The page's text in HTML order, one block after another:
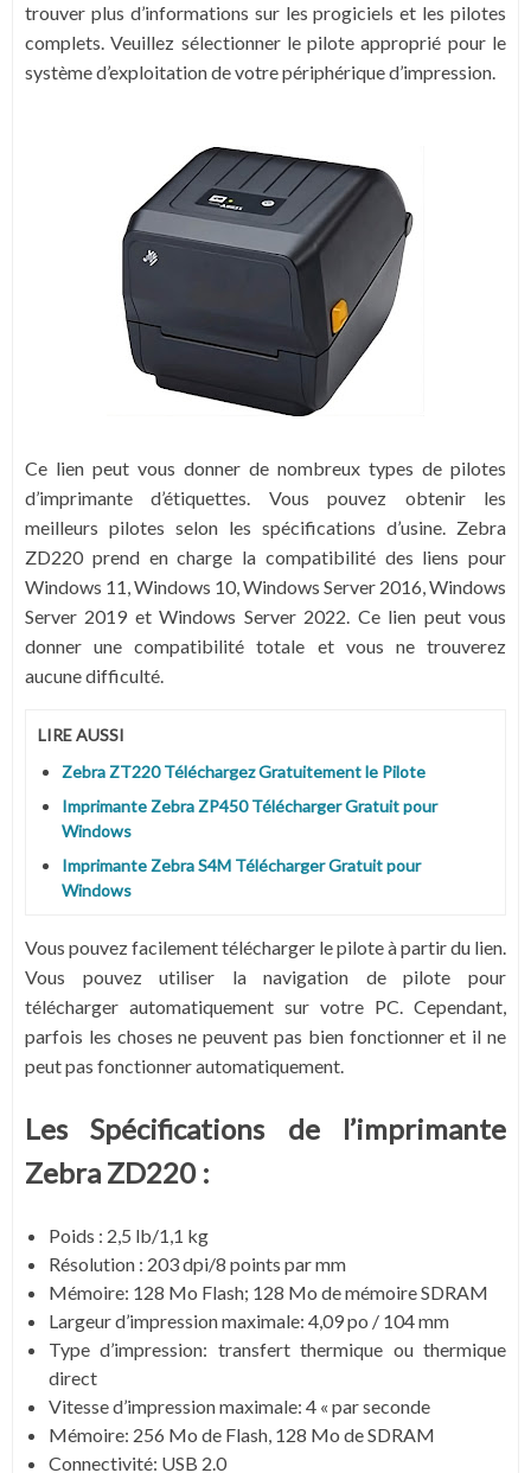
trouver plus d’informations sur les progiciels et les pilotes
complets. Veuillez sélectionner le pilote approprié pour le
système d’exploitation de votre périphérique d’impression.
Ce lien peut vous donner de nombreux types de pilotes
d’imprimante d’étiquettes. Vous pouvez obtenir les
meilleurs pilotes selon les spécifications d’usine. Zebra
ZD220 prend en charge la compatibilité des liens pour
Windows 11, Windows 10, Windows Server 2016, Windows
Server 2019 et Windows Server 2022. Ce lien peut vous
donner une compatibilité totale et vous ne trouverez
aucune difficulté.
LIRE AUSSI
Zebra ZT220 Téléchargez Gratuitement le Pilote
Imprimante Zebra ZP450 Télécharger Gratuit pour
Windows
Imprimante Zebra S4M Télécharger Gratuit pour
Windows
Vous pouvez facilement télécharger le pilote à partir du lien.
Vous pouvez utiliser la navigation de pilote pour
télécharger automatiquement sur votre PC. Cependant,
parfois les choses ne peuvent pas bien fonctionner et il ne
peut pas fonctionner automatiquement.
Les Spécifications de l’imprimante
Zebra ZD220 :
Poids : 2,5 lb/1,1 kg
Résolution : 203 dpi/8 points par mm
Mémoire: 128 Mo Flash; 128 Mo de mémoire SDRAM
Largeur d’impression maximale: 4,09 po / 104 mm
Type d’impression: transfert thermique ou thermique
direct
Vitesse d’impression maximale: 4 « par seconde
Mémoire: 256 Mo de Flash, 128 Mo de SDRAM
Connectivité: USB 2.0